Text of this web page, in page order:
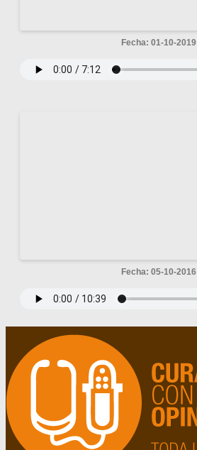
Fecha: 01-10-2019
Fecha: 05-10-2016